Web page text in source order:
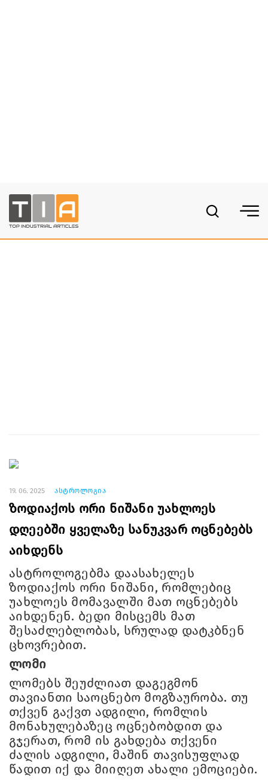
19. 06. 2025 ასტროლოგია
ზოდიაქოს ორი ნიშანი უახლოეს
დღეებში ყველაზე სანუკვარ ოცნებებს
აიხდენს
ასტროლოგებმა დაასახელეს
ზოდიაქოს ორი ნიშანი, რომლებიც
უახლოეს მომავალში მათ ოცნებებს
აიხდენენ. ბედი მისცემს მათ
შესაძლებლობას, სრულად დატკბნენ
ცხოვრებით.
ლომი
ლომებს შეუძლიათ დაგეგმონ
თავიანთი საოცნებო მოგზაურობა. თუ
თქვენ გაქვთ ადგილი, რომლის
მონახულებაზეც ოცნებობდით და
გჯერათ, რომ ის გახდება თქვენი
ძალის ადგილი, მაშინ თავისუფლად
წადით იქ და მიიღეთ ახალი ემოციები.